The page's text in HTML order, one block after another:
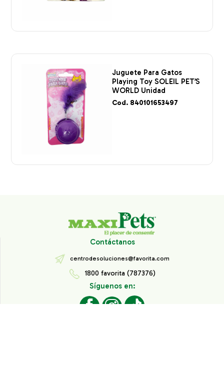
Juguete Para Gatos
Playing Toy SOLEIL PET’S
WORLD Unidad
Cod. 840101653497
Contáctanos
centrodesoluciones@favorita.com
1800 favorita (787376)
Síguenos en: